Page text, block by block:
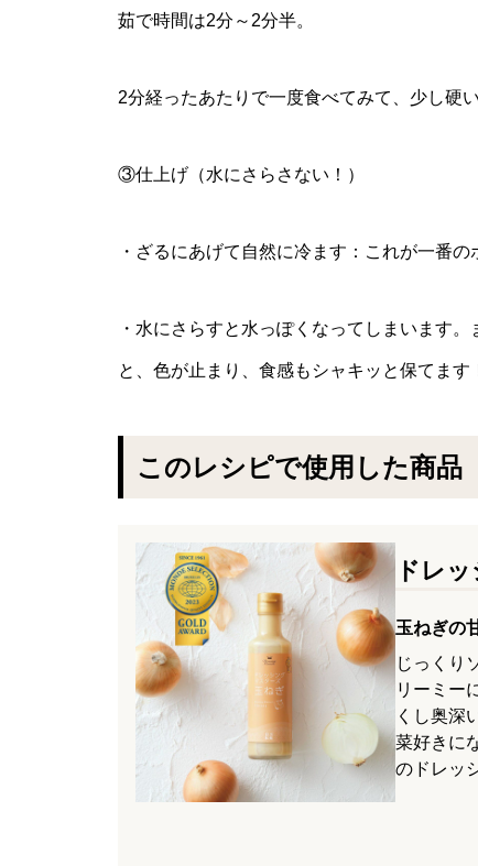
茹で時間は2分～2分半。
2分経ったあたりで一度食べてみて、少し硬
③仕上げ（水にさらさない！）
・ざるにあげて自然に冷ます：これが一番の
・水にさらすと水っぽくなってしまいます
と、色が止まり、食感もシャキッと保てます
このレシピで使用した商品
ドレ
玉ねぎの
じっくり
リーミー
くし奥深
菜好きに
のドレッ